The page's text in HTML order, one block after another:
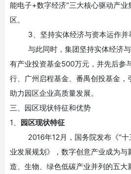
能电子+数字经济”三大核心驱动产
区。
3、坚持实体经济与资本运作并
与此同时，集团坚持实体经济
有产业投资基金500万元，并先后参
行、广州启程基金、番禺创投基金，
助力园区企业高质量发展。
三、园区现状特征和优势
1、
园区现状特征
2016年12月，国务院发布《“
业发展规划》，数字创意产业成为与
造、生物、绿色低碳产业并列的五大